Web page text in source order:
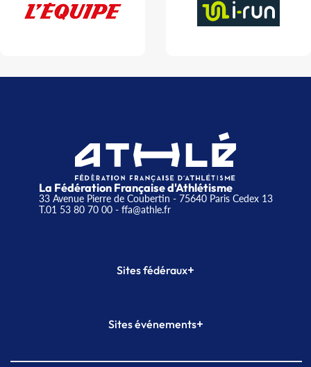
La Fédération Française d'Athlétisme
33 Avenue Pierre de Coubertin - 75640 Paris Cedex 13
T.01 53 80 70 00- ffa@athle.fr
Sites fédéraux+
Plateforme Formation
Sites événements+
Meeting de Paris indoor